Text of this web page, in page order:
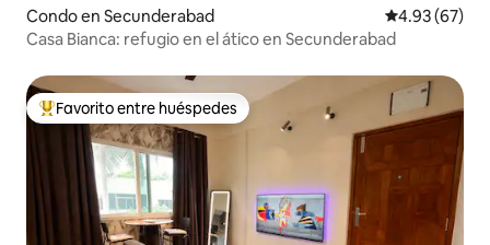
Condo en Secunderabad Calificación
4.93 (67)
Casa Bianca: refugio en el ático en Secunderabad
Favorito entre huéspedes preferido
Favorito entre huéspedes